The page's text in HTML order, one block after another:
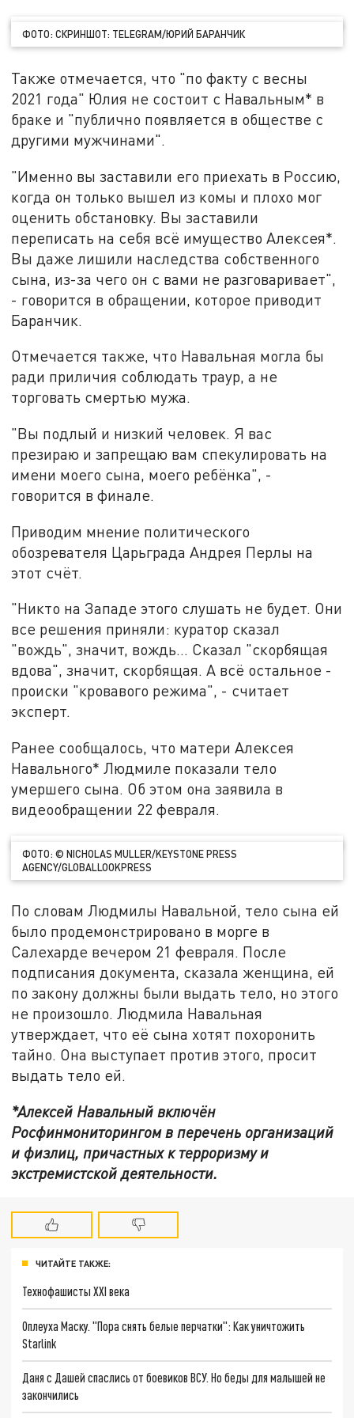
ФОТО: СКРИНШОТ: TELEGRAM/ЮРИЙ БАРАНЧИК
Также отмечается, что "по факту с весны
2021 года" Юлия не состоит с Навальным* в
браке и "публично появляется в обществе с
другими мужчинами".
"Именно вы заставили его приехать в Россию,
когда он только вышел из комы и плохо мог
оценить обстановку. Вы заставили
переписать на себя всё имущество Алексея*.
Вы даже лишили наследства собственного
сына, из-за чего он с вами не разговаривает",
- говорится в обращении, которое приводит
Баранчик.
Отмечается также, что Навальная могла бы
ради приличия соблюдать траур, а не
торговать смертью мужа.
"Вы подлый и низкий человек. Я вас
презираю и запрещаю вам спекулировать на
имени моего сына, моего ребёнка", -
говорится в финале.
Приводим мнение политического
обозревателя Царьграда Андрея Перлы на
этот счёт.
"Никто на Западе этого слушать не будет. Они
все решения приняли: куратор сказал
"вождь", значит, вождь... Сказал "скорбящая
вдова", значит, скорбящая. А всё остальное -
происки "кровавого режима", - считает
эксперт.
Ранее сообщалось, что матери Алексея
Навального* Людмиле показали тело
умершего сына. Об этом она заявила в
видеообращении 22 февраля.
ФОТО: © NICHOLAS MULLER/KEYSTONE PRESS
AGENCY/GLOBALLOOKPRESS
По словам Людмилы Навальной, тело сына ей
было продемонстрировано в морге в
Салехарде вечером 21 февраля. После
подписания документа, сказала женщина, ей
по закону должны были выдать тело, но этого
не произошло. Людмила Навальная
утверждает, что её сына хотят похоронить
тайно. Она выступает против этого, просит
выдать тело ей.
*Алексей Навальный включён
Росфинмониторингом в перечень организаций
и физлиц, причастных к терроризму и
экстремистской деятельности.
ЧИТАЙТЕ ТАКЖЕ:
Технофашисты XXI века
Оплеуха Маску. "Пора снять белые перчатки": Как уничтожить
Starlink
Даня с Дашей спаслись от боевиков ВСУ. Но беды для малышей не
закончились